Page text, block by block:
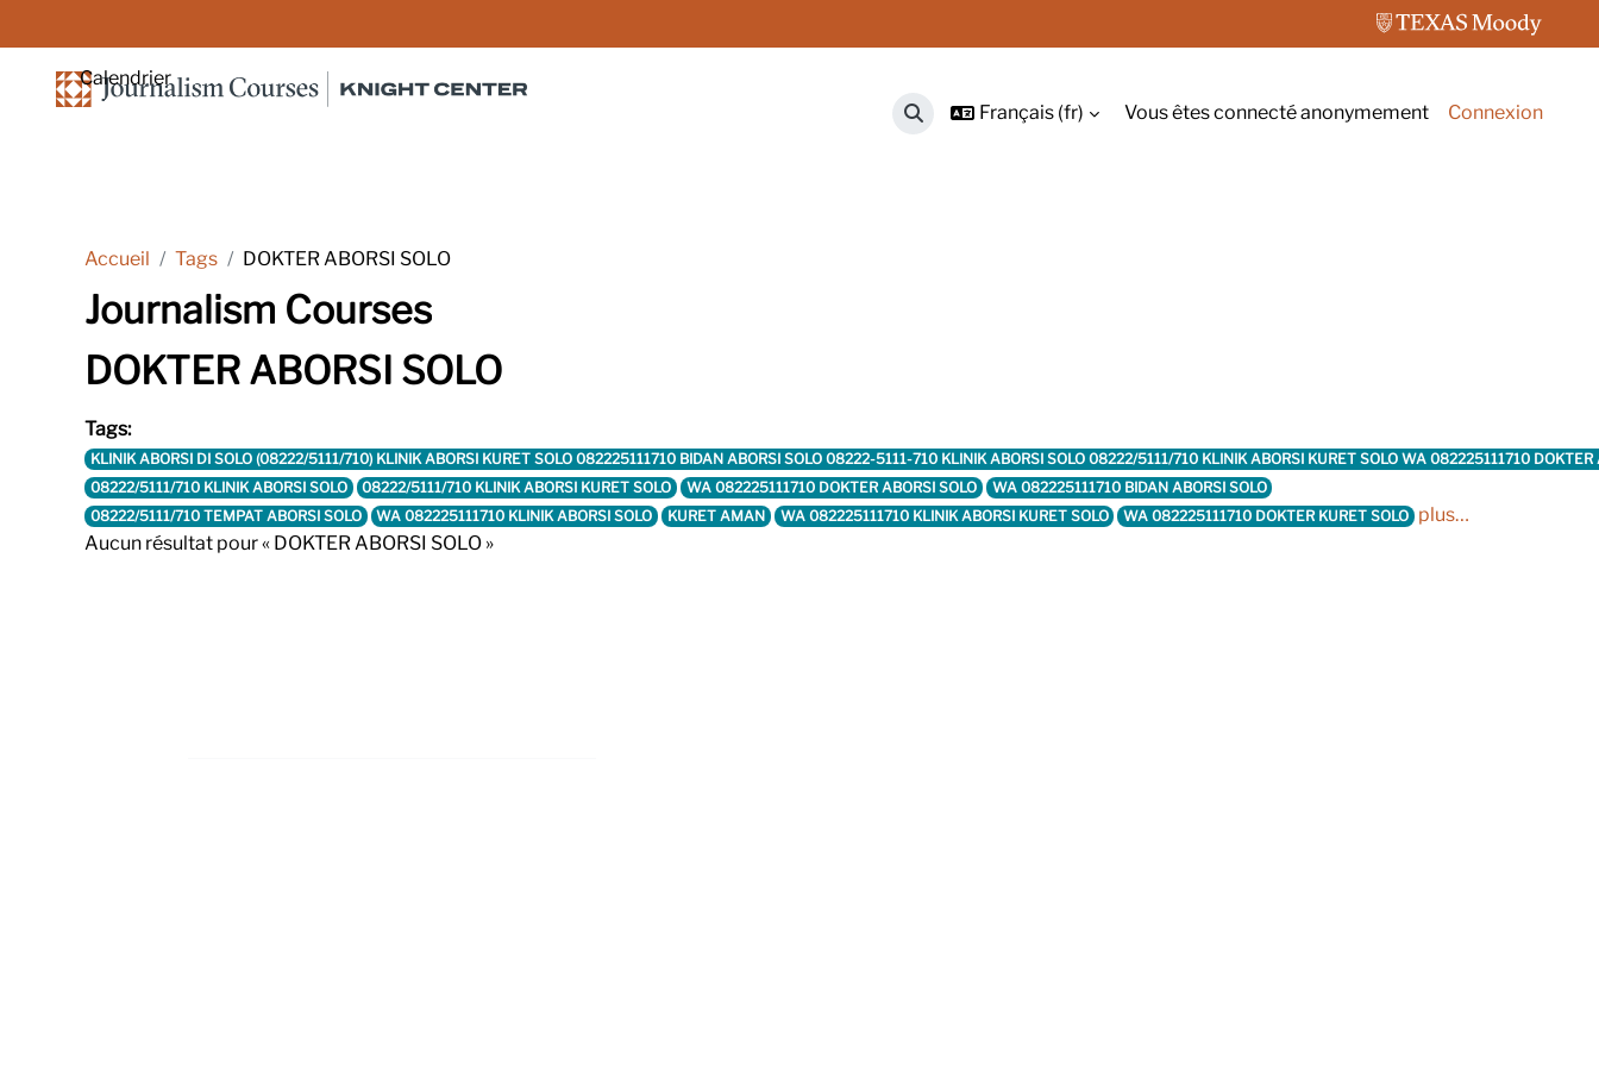
Calendrier
Activer/désactiver la saisie de recherche
Français ‎(fr)‎ Vous êtes connecté anonymement Connexion
Accueil Tags DOKTER ABORSI SOLO
Journalism Courses
DOKTER ABORSI SOLO
Tags:
KLINIK ABORSI DI SOLO (08222/5111/710) KLINIK ABORSI KURET SOLO 082225111710 BIDAN ABORSI SOLO 08222-5111-710 KLINIK ABORSI SOLO 08222/5111/710 KLINIK ABORSI KURET SOLO WA 082225111710
08222/5111/710 KLINIK ABORSI SOLO
08222/5111/710 KLINIK ABORSI KURET SOLO WA 082225111710 DOKTER ABORSI SOLO
WA 082225111710 BIDAN ABORSI SOLO
08222/5111/710 TEMPAT ABORSI SOLO
WA 082225111710 KLINIK ABORSI SOLO KURET AMAN WA 082225111710 KLINIK ABORSI KURET SOLO WA 082225111710 DOKTER KURET SOLO plus…
Aucun résultat pour « DOKTER ABORSI SOLO »